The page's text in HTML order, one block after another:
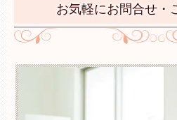
お気軽にお問合せ・